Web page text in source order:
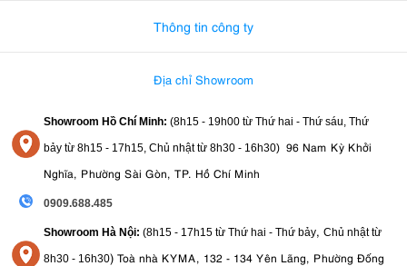
Thông tin công ty
Địa chỉ Showroom
Showroom Hồ Chí Minh: (8h15 - 19h00 từ Thứ hai - Thứ sáu, Thứ
bảy từ 8h15 - 17h15, Chủ nhật từ 8h30 - 16h30) 96 Nam Kỳ Khởi
Nghĩa, Phường Sài Gòn, TP. Hồ Chí Minh
0909.688.485
Showroom Hà Nội: (8h15 - 17h15 từ Thứ hai - Thứ bảy, Chủ nhật từ
8h30 - 16h30) Toà nhà KYMA, 132 - 134 Yên Lãng, Phường Đống